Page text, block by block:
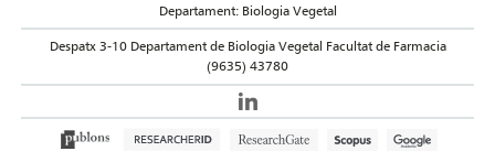
Departament: Biologia Vegetal
Despatx 3-10 Departament de Biologia Vegetal Facultat de Farmacia
(9635) 43780